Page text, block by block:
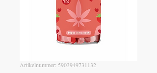
Artikelnummer: 5903949731132